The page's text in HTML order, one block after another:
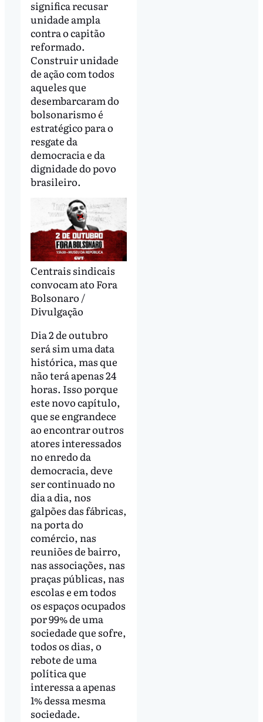
significa recusar
unidade ampla
contra o capitão
reformado.
Construir unidade
de ação com todos
aqueles que
desembarcaram do
bolsonarismo é
estratégico para o
resgate da
democracia e da
dignidade do povo
brasileiro.
Centrais sindicais
convocam ato Fora
Bolsonaro /
Divulgação
Dia 2 de outubro
será sim uma data
histórica, mas que
não terá apenas 24
horas. Isso porque
este novo capítulo,
que se engrandece
ao encontrar outros
atores interessados
no enredo da
democracia, deve
ser continuado no
dia a dia, nos
galpões das fábricas,
na porta do
comércio, nas
reuniões de bairro,
nas associações, nas
praças públicas, nas
escolas e em todos
os espaços ocupados
por 99% de uma
sociedade que sofre,
todos os dias, o
rebote de uma
política que
interessa a apenas
1% dessa mesma
sociedade.